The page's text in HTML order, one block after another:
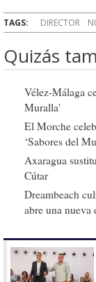
TAGS: DIRECTOR
Quizás
Vélez-Málaga
Muralla'
El Morche
‘Sabores del
Axaragua
Cútar
Dreambeach
abre una nueva